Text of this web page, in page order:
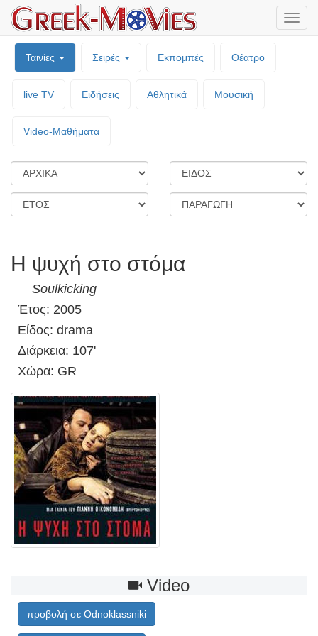
Ταινίες Σειρές Εκπομπές Θέατρο
live TV Ειδήσεις Αθλητικά Μουσική
Video-Mαθήματα
Η ψυχή στο στόμα
Soulkicking
Έτος: 2005
Είδος: drama
Διάρκεια: 107'
Χώρα: GR
Video
προβολή σε Odnoklassniki